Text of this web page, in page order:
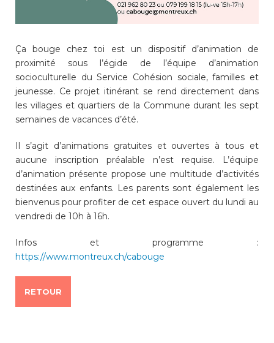
Environnement
Locations
Mobilité
Population
Ça bouge chez toi est un dispositif d’animation de
proximité sous l’égide de l’équipe d’animation
socioculturelle du Service Cohésion sociale, familles et
jeunesse. Ce projet itinérant se rend directement dans
les villages et quartiers de la Commune durant les sept
semaines de vacances d’été.
Il s’agit d’animations gratuites et ouvertes à tous et
aucune inscription préalable n’est requise. L’équipe
d’animation présente propose une multitude d’activités
destinées aux enfants. Les parents sont également les
bienvenus pour profiter de cet espace ouvert du lundi au
vendredi de 10h à 16h.
Infos et programme :
https://www.montreux.ch/cabouge
RETOUR